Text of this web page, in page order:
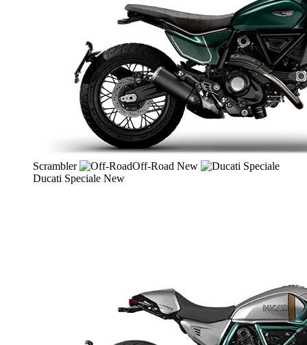
Scrambler Off-Road New
Ducati Speciale New